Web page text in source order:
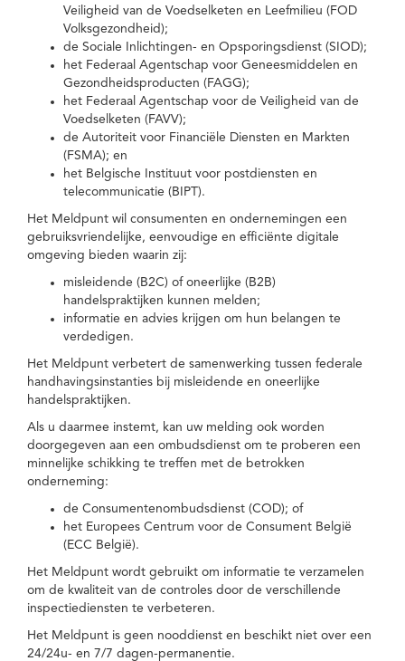
Veiligheid van de Voedselketen en Leefmilieu (FOD
Volksgezondheid);
de Sociale Inlichtingen- en Opsporingsdienst (SIOD);
het Federaal Agentschap voor Geneesmiddelen en
Gezondheidsproducten (FAGG);
het Federaal Agentschap voor de Veiligheid van de
Voedselketen (FAVV);
de Autoriteit voor Financiële Diensten en Markten
(FSMA); en
het Belgische Instituut voor postdiensten en
telecommunicatie (BIPT).
Het Meldpunt wil consumenten en ondernemingen een
gebruiksvriendelijke, eenvoudige en efficiënte digitale
omgeving bieden waarin zij:
misleidende (B2C) of oneerlijke (B2B)
handelspraktijken kunnen melden;
informatie en advies krijgen om hun belangen te
verdedigen.
Het Meldpunt verbetert de samenwerking tussen federale
handhavingsinstanties bij misleidende en oneerlijke
handelspraktijken.
Als u daarmee instemt, kan uw melding ook worden
doorgegeven aan een ombudsdienst om te proberen een
minnelijke schikking te treffen met de betrokken
onderneming:
de Consumentenombudsdienst (COD); of
het Europees Centrum voor de Consument België
(ECC België).
Het Meldpunt wordt gebruikt om informatie te verzamelen
om de kwaliteit van de controles door de verschillende
inspectiediensten te verbeteren.
Het Meldpunt is geen nooddienst en beschikt niet over een
24/24u- en 7/7 dagen-permanentie.